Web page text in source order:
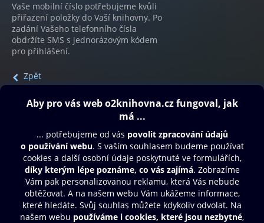
Vaše mobilní číslo potřebujeme kvůli
přiřazení položky do Vaší knihovny. Po
zadání Vašeho telefonního čísla
obdržíte SMS s jednorázovým kódem
pro přihlášení.
Zpět
Obsah ke stažení
Moje O2 Knihovna
Další zábava